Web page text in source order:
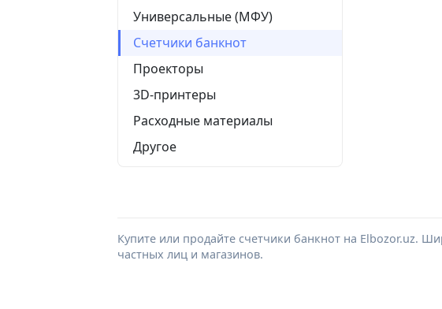
Универсальные (МФУ)
Счетчики банкнот
Проекторы
3D-принтеры
Расходные материалы
Другое
Купите или продайте счетчики банкнот на Elbozor.uz.
частных лиц и магазинов.